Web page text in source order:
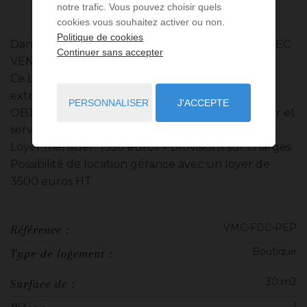
Dans le quartier de Saint Roman, SNACK BAR AVEC
VENTE A EMPORTER & LIVRAISON
Ce LOCAL est situé en RDC avec vitrine, toilette,
extraction en cuisine et terrasse.
OBJET SOCIAL : snack bar avec vente a emporter et
service de livraison
Loyer mensuel : 1950 euros + provisions sur charges
Possibilité de location gérance avec un loyer de
3500 euros HT
Référence : VMC-FDC-PEP
Type de logement : Boutique
Surface de : 30 m2
notre trafic. Vous pouvez choisir quels
cookies vous souhaitez activer ou non.
Politique de cookies
Continuer sans accepter
PERSONNALISER J'ACCEPTE